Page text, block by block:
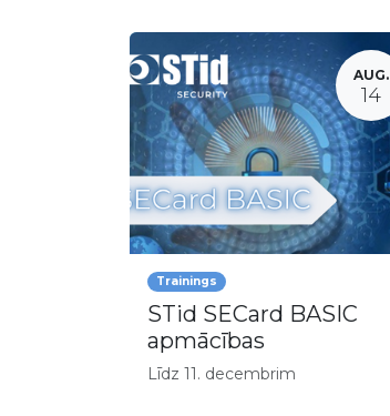
AUG.
14
Trainings
STid SECard BASIC
apmācības
Līdz 11. decembrim